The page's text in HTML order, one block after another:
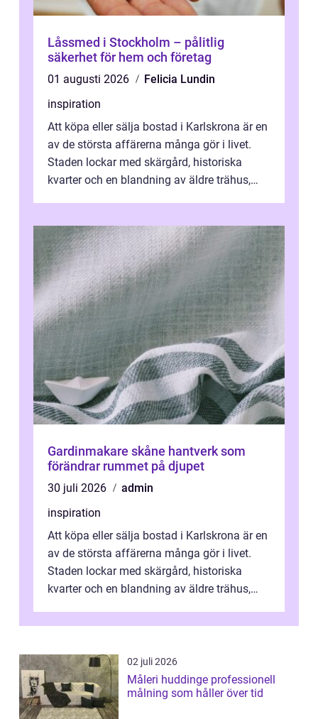
Låssmed i Stockholm – pålitlig
säkerhet för hem och företag
01 augusti 2026
Felicia Lundin
inspiration
Att köpa eller sälja bostad i Karlskrona är en
av de största affärerna många gör i livet.
Staden lockar med skärgård, historiska
kvarter och en blandning av äldre trähus,
Gardinmakare skåne hantverk som
förändrar rummet på djupet
30 juli 2026
admin
inspiration
Att köpa eller sälja bostad i Karlskrona är en
av de största affärerna många gör i livet.
Staden lockar med skärgård, historiska
kvarter och en blandning av äldre trähus,
02 juli 2026
Måleri huddinge professionell
målning som håller över tid